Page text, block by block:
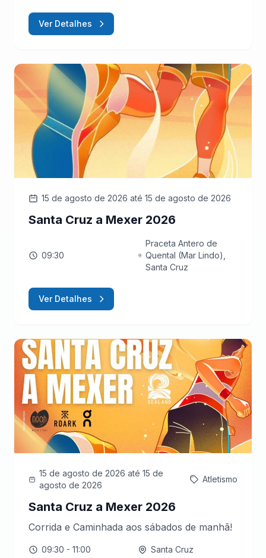
Ver Detalhes
15 de agosto de 2026 até 15 de agosto de 2026
Santa Cruz a Mexer 2026
09:30
Praceta Antero de
Quental (Mar Lindo),
Santa Cruz
Ver Detalhes
15 de agosto de 2026 até 15 de
agosto de 2026
Atletismo
Santa Cruz a Mexer 2026
Corrida e Caminhada aos sábados de manhã!
09:30 - 11:00 Santa Cruz